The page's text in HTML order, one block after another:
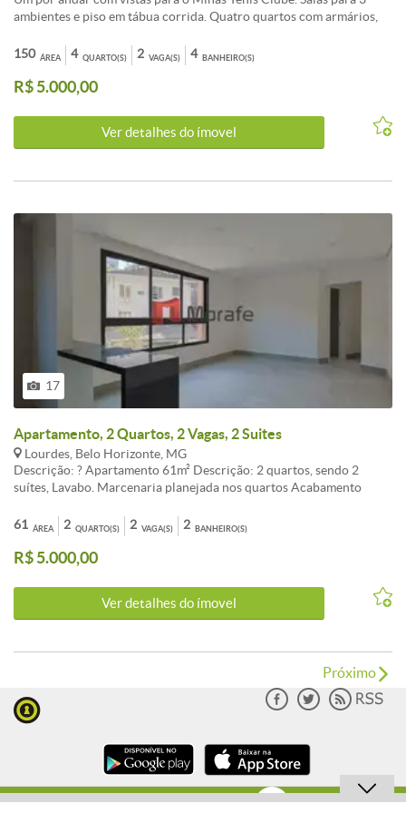
ambientes e piso em tábua corrida. Quatro quartos com armários,
Cozinha com armários e área de serviço independente. Quarto e
banho de empregada. 2 vagas cobertas demarcadas e box de
despejo.
ÁREA
150 QUARTO(S)
4 VAGA(S)
2 BANHEIRO(S)
4
R$ 5.000,00
Ver detalhes do ímovel
17
Apartamento, 2 Quartos, 2 Vagas, 2 Suites
Lourdes, Belo Horizonte, MG
Descrição: ? Apartamento 61m² Descrição: 2 quartos, sendo 2
suítes, Lavabo. Marcenaria planejada nos quartos Acabamento
Academia bem equipada, espaço gourmet sofisticado e agradável.
Portaria virtual. Localização privilegiada: Próximo a comércios,
restaurantes, serviços e toda a praticidade que o Lourdes oferece.
Lavabo ?? Área de Serviço ?? Espaço Gourmet ??
ÁREA
61 QUARTO(S)
2 VAGA(S)
2 BANHEIRO(S)
2
R$ 5.000,00
Ver detalhes do ímovel
Próximo